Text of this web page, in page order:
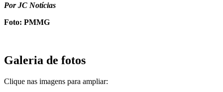
Por JC Notícias
Foto: PMMG
Galeria de fotos
Clique nas imagens para ampliar: